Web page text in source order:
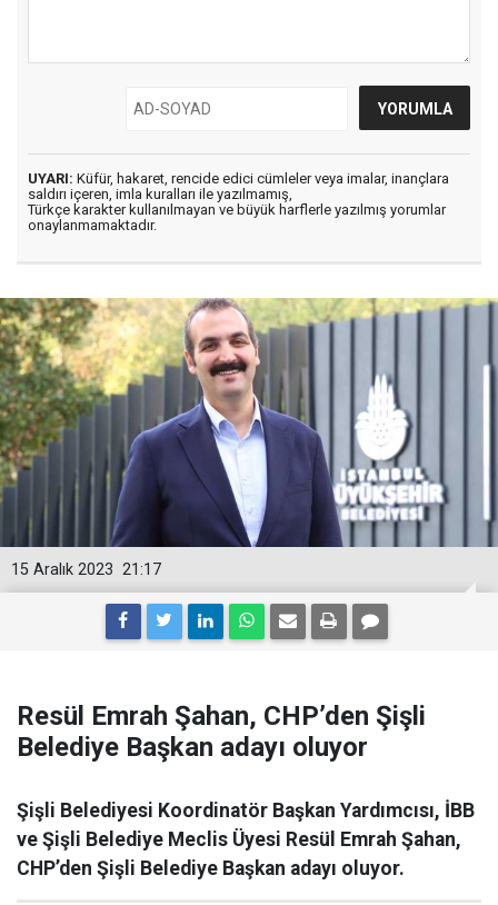
UYARI: Küfür, hakaret, rencide edici cümleler veya imalar, inançlara
saldırı içeren, imla kuralları ile yazılmamış,
Türkçe karakter kullanılmayan ve büyük harflerle yazılmış yorumlar
onaylanmamaktadır.
21:17
15 Aralık 2023
Resül Emrah Şahan, CHP’den Şişli
Belediye Başkan adayı oluyor
Şişli Belediyesi Koordinatör Başkan Yardımcısı, İBB
ve Şişli Belediye Meclis Üyesi Resül Emrah Şahan,
CHP’den Şişli Belediye Başkan adayı oluyor.